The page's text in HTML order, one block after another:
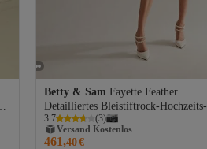
Betty & Sam Fayette Feather
Detailliertes Bleistiftrock-Hochzeits-
und Verlobungskleid
3.7 (3)
Versand Kostenlos
Gratis Versand
Versand Kostenlos
461,40€